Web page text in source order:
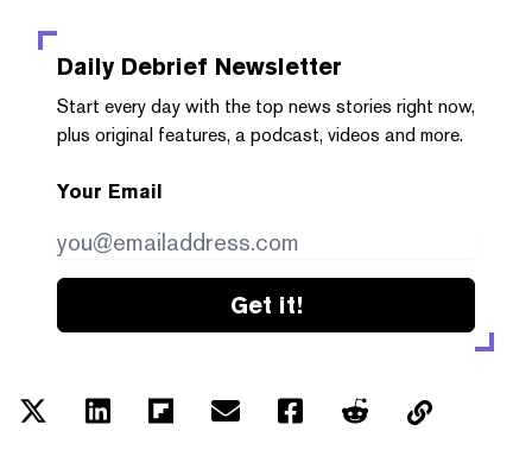
Daily Debrief Newsletter
Start every day with the top news stories right now,
plus original features, a podcast, videos and more.
Your Email
Get it!